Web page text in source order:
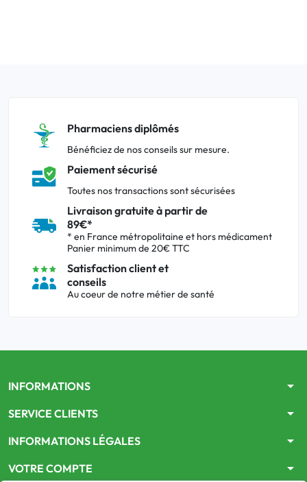
Pharmaciens diplômés
Bénéficiez de nos conseils sur mesure.
Paiement sécurisé
Toutes nos transactions sont sécurisées
Livraison gratuite à partir de
89€*
* en France métropolitaine et hors médicament
Panier minimum de 20€ TTC
Satisfaction client et
conseils
Au coeur de notre métier de santé
INFORMATIONS arrow_drop_down
SERVICE CLIENTS arrow_drop_down
INFORMATIONS LÉGALES arrow_drop_down
VOTRE COMPTE arrow_drop_down